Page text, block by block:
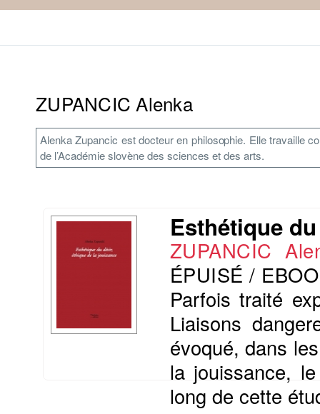
ZUPANCIC Alenka
Alenka Zupancic est docteur en philosophie. Elle travaille
de l’Académie slovène des sciences et des arts.
Esthétique
ZUPANCIC
ÉPUISÉ /
Parfois traité
Liaisons
évoqué, dans
la jouissance,
long de cette